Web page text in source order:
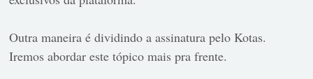
Outra maneira é dividindo a assinatura pelo Kotas.
Iremos abordar este tópico mais pra frente.